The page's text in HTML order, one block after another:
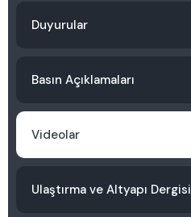
Duyurular
Basın Açıklamaları
Videolar
Ulaştırma ve Altyapı Dergisi